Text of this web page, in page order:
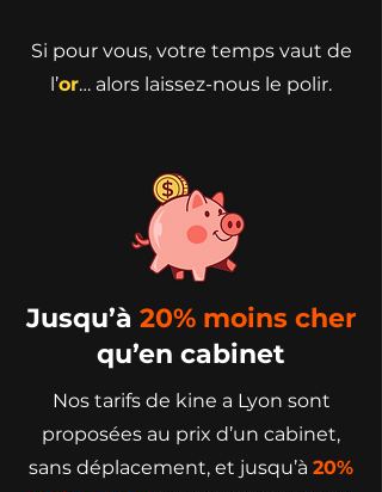
Si pour vous, votre temps vaut de
l’or… alors laissez-nous le polir.
Jusqu’à 20% moins cher
qu’en cabinet
Nos tarifs de kine a Lyon sont
proposées au prix d’un cabinet,
sans déplacement, et jusqu’à 20%